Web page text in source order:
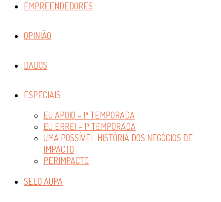
EMPREENDEDORES
OPINIÃO
DADOS
ESPECIAIS
EU APOIO – 1ª TEMPORADA
EU ERREI – 1ª TEMPORADA
UMA POSSÍVEL HISTÓRIA DOS NEGÓCIOS DE
IMPACTO
PERIMPACTO
SELO AUPA